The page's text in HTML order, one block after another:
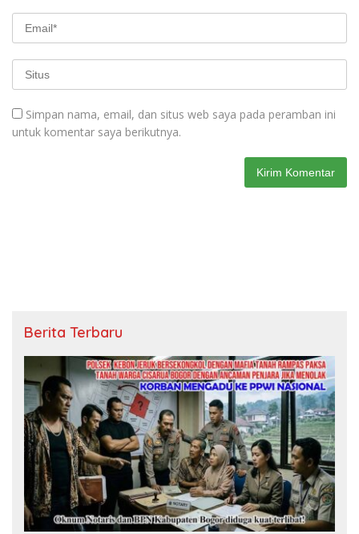
Simpan nama, email, dan situs web saya pada peramban ini
untuk komentar saya berikutnya.
Berita Terbaru